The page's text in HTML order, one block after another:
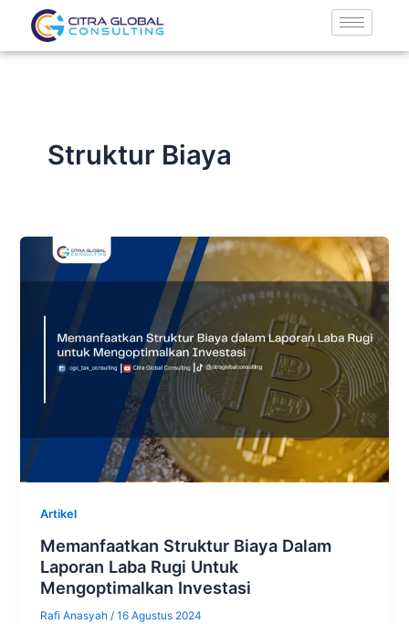
Lewati
konten
Struktur Biaya
Artikel
Memanfaatkan Struktur Biaya Dalam
Laporan Laba Rugi Untuk
Mengoptimalkan Investasi
Rafi Anasyah/16 Agustus 2024